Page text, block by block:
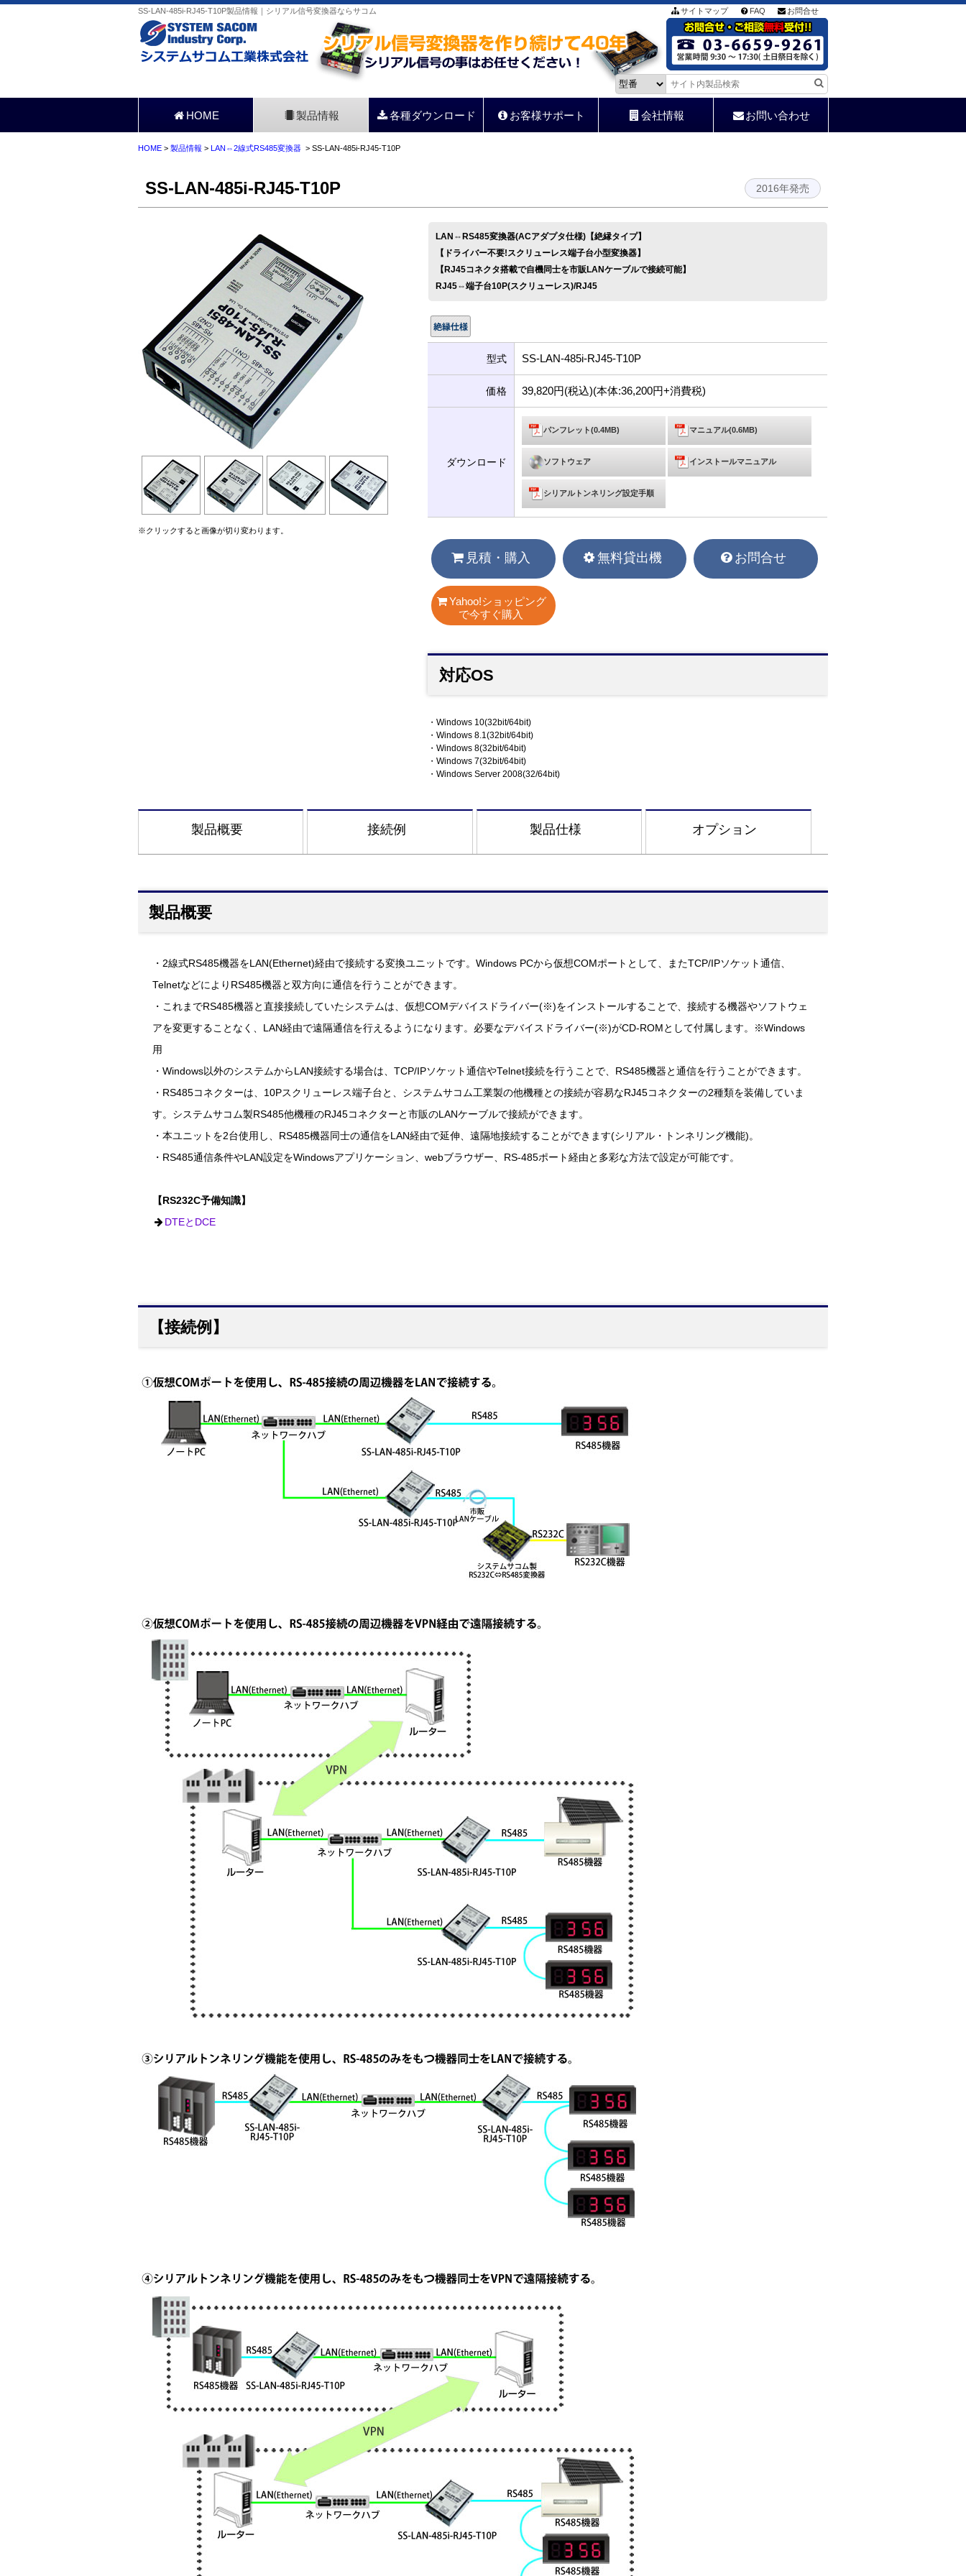
SS-LAN-485i-RJ45-T10P製品情報｜シリアル信号変換器ならサコム サイトマップ FAQ お問合せ
HOME 製品情報 各種ダウンロード お客様サポート 会社情報 お問い合わせ
HOME > 製品情報 > LAN⇔2線式RS485変換器 > SS-LAN-485i-RJ45-T10P
SS-LAN-485i-RJ45-T10P 2016年発売
※クリックすると画像が切り変わります。
LAN⇔RS485変換器(ACアダプタ仕様)【絶縁タイプ】
【ドライバー不要!スクリューレス端子台小型変換器】
【RJ45コネクタ搭載で自機同士を市販LANケーブルで接続可能】
RJ45⇔端子台10P(スクリューレス)/RJ45
型式 SS-LAN-485i-RJ45-T10P
価格 39,820円(税込)(本体:36,200円+消費税)
ダウンロード
パンフレット(0.4MB) マニュアル(0.6MB)
ソフトウェア インストールマニュアル
シリアルトンネリング設定手順
見積・購入 無料貸出機 お問合せ
Yahoo!ショッピング
で今すぐ購入
対応OS
・Windows 10(32bit/64bit)
・Windows 8.1(32bit/64bit)
・Windows 8(32bit/64bit)
・Windows 7(32bit/64bit)
・Windows Server 2008(32/64bit)
製品概要 接続例 製品仕様 オプション
製品概要
・2線式RS485機器をLAN(Ethernet)経由で接続する変換ユニットです。Windows PCから仮想COMポートとして、またTCP/IPソケット通信、
TelnetなどによりRS485機器と双方向に通信を行うことができます。
・これまでRS485機器と直接接続していたシステムは、仮想COMデバイスドライバー(※)をインストールすることで、接続する機器やソフトウェ
アを変更することなく、LAN経由で遠隔通信を行えるようになります。必要なデバイスドライバー(※)がCD-ROMとして付属します。※Windows
用
・Windows以外のシステムからLAN接続する場合は、TCP/IPソケット通信やTelnet接続を行うことで、RS485機器と通信を行うことができます。
・RS485コネクターは、10Pスクリューレス端子台と、システムサコム工業製の他機種との接続が容易なRJ45コネクターの2種類を装備していま
す。システムサコム製RS485他機種のRJ45コネクターと市販のLANケーブルで接続ができます。
・本ユニットを2台使用し、RS485機器同士の通信をLAN経由で延伸、遠隔地接続することができます(シリアル・トンネリング機能)。
・RS485通信条件やLAN設定をWindowsアプリケーション、webブラウザー、RS-485ポート経由と多彩な方法で設定が可能です。
【RS232C予備知識】
DTEとDCE
【接続例】